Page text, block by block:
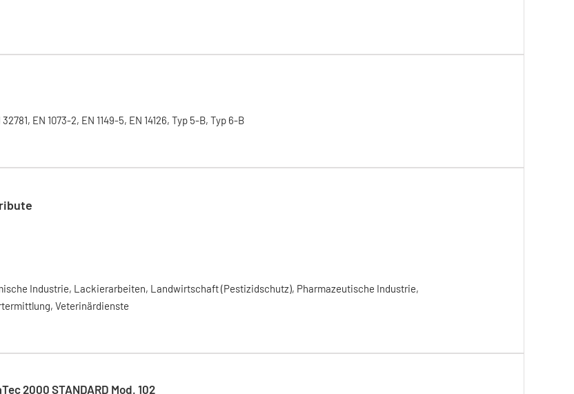
32781, EN 1073-2, EN 1149-5, EN 14126, Typ 5-B, Typ 6-B
Industrie, Lackierarbeiten, Landwirtschaft (Pestizidschutz), Pharmazeutische Industrie,
Veterinärdienste
2000 STANDARD Mod. 102